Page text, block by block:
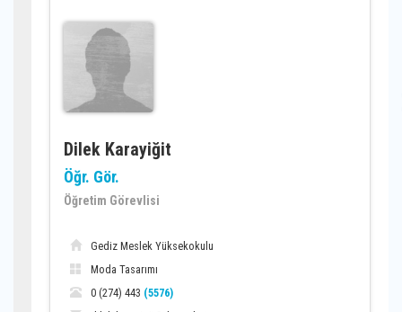
Dilek Karayiğit
Öğr. Gör.
Öğretim Görevlisi
Gediz Meslek Yüksekokulu
Moda Tasarımı
0 (274) 443 (5576)